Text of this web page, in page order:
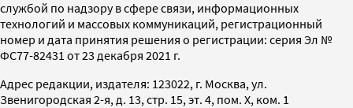
службой по надзору в сфере связи, информационных
технологий и массовых коммуникаций, регистрационный
номер и дата принятия решения о регистрации: серия Эл №
ФС77-82431 от 23 декабря 2021 г.
Адрес редакции, издателя: 123022, г. Москва, ул.
Звенигородская 2-я, д. 13, стр. 15, эт. 4, пом. X, ком. 1